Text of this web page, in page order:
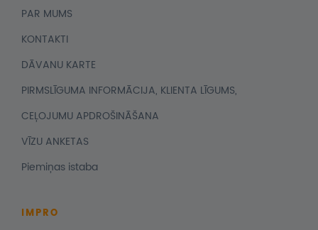
PAR MUMS
KONTAKTI
DĀVANU KARTE
PIRMSLĪGUMA INFORMĀCIJA, KLIENTA LĪGUMS,
CEĻOJUMU APDROŠINĀŠANA
VĪZU ANKETAS
Piemiņas istaba
IMPRO